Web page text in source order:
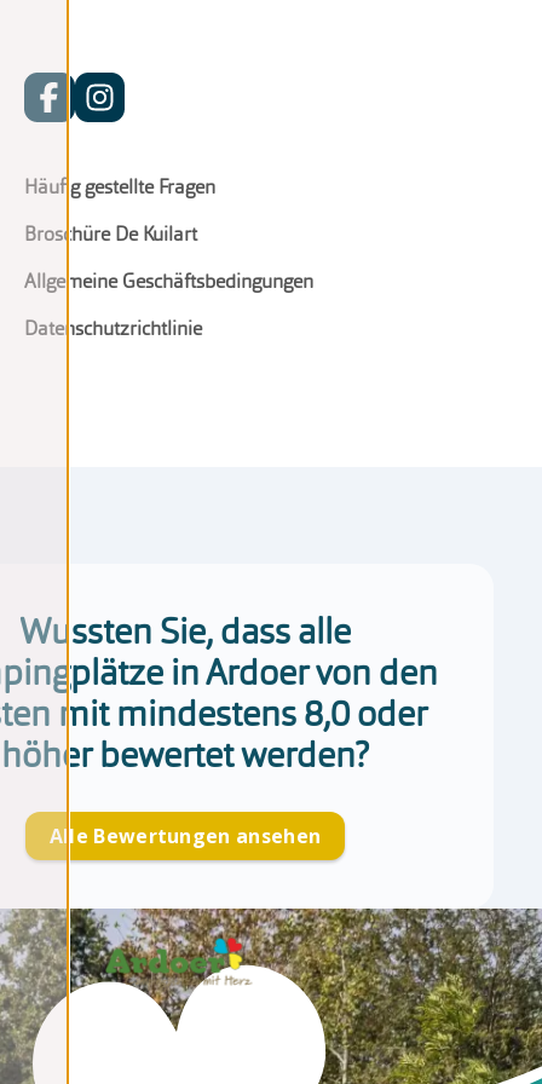
Häufig gestellte Fragen
Broschüre De Kuilart
Allgemeine Geschäftsbedingungen
Datenschutzrichtlinie
Wussten Sie, dass alle
in Ardoer von den
mit mindestens 8,0 oder
höher bewertet werden?
Alle Bewertungen ansehen